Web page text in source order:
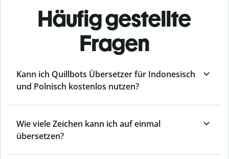
Häufig gestellte
Fragen
Kann ich Quillbots Übersetzer für Indonesisch
und Polnisch kostenlos nutzen?
Wie viele Zeichen kann ich auf einmal
übersetzen?